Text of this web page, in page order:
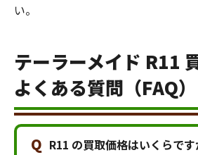
い。
テーラーメイド R11
よくある質問（FAQ）
Q R11 の買取価格はいくらです